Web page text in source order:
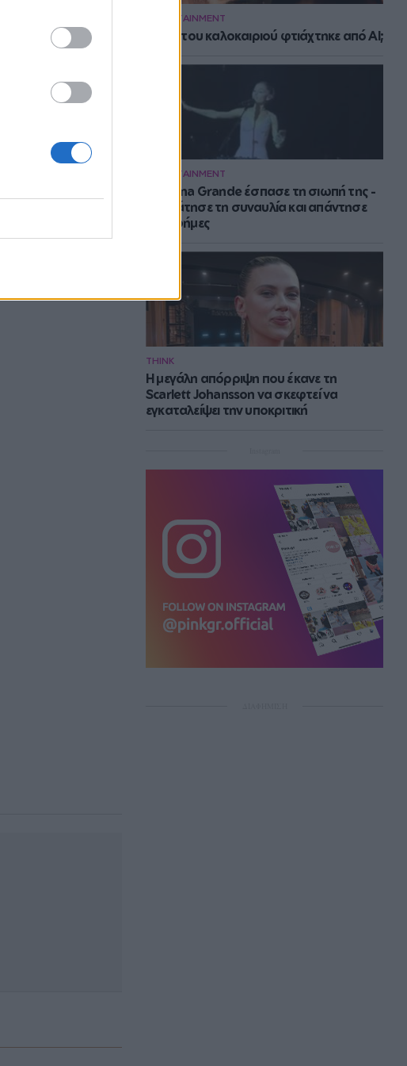
ENTERTAINMENT
Το hit του καλοκαιριού φτιάχτηκε από AI;
ENTERTAINMENT
H Ariana Grande έσπασε τη σιωπή της -
Σταμάτησε τη συναυλία και απάντησε
στις φήμες
THINK
Η μεγάλη απόρριψη που έκανε τη
Scarlett Johansson να σκεφτεί να
εγκαταλείψει την υποκριτική